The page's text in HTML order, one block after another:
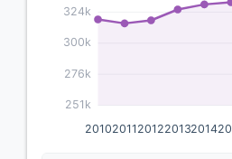
251k
276k
300k
324k
20102011201220132014